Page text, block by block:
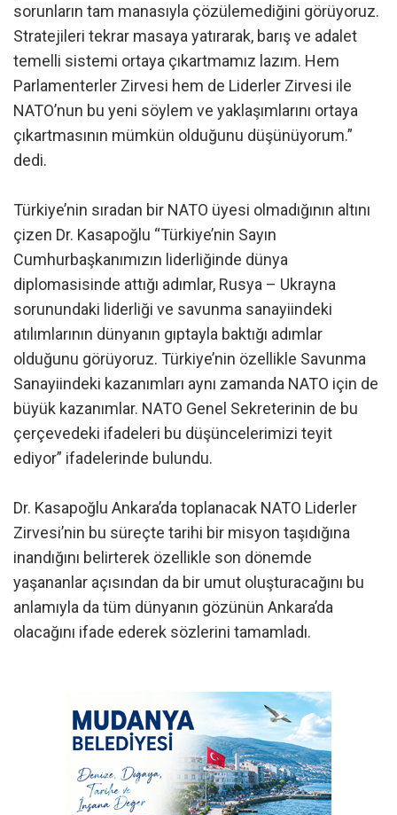
sorunların tam manasıyla çözülemediğini görüyoruz.
Stratejileri tekrar masaya yatırarak, barış ve adalet
temelli sistemi ortaya çıkartmamız lazım. Hem
Parlamenterler Zirvesi hem de Liderler Zirvesi ile
NATO’nun bu yeni söylem ve yaklaşımlarını ortaya
çıkartmasının mümkün olduğunu düşünüyorum.”
dedi.
Türkiye’nin sıradan bir NATO üyesi olmadığının altını
çizen Dr. Kasapoğlu “Türkiye’nin Sayın
Cumhurbaşkanımızın liderliğinde dünya
diplomasisinde attığı adımlar, Rusya – Ukrayna
sorunundaki liderliği ve savunma sanayiindeki
atılımlarının dünyanın gıptayla baktığı adımlar
olduğunu görüyoruz. Türkiye’nin özellikle Savunma
Sanayiindeki kazanımları aynı zamanda NATO için de
büyük kazanımlar. NATO Genel Sekreterinin de bu
çerçevedeki ifadeleri bu düşüncelerimizi teyit
ediyor” ifadelerinde bulundu.
Dr. Kasapoğlu Ankara’da toplanacak NATO Liderler
Zirvesi’nin bu süreçte tarihi bir misyon taşıdığına
inandığını belirterek özellikle son dönemde
yaşananlar açısından da bir umut oluşturacağını bu
anlamıyla da tüm dünyanın gözünün Ankara’da
olacağını ifade ederek sözlerini tamamladı.